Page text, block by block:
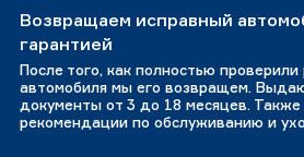
Возвращаем исправный
гарантией
После того, как полностью проверили
автомобиля мы его возвращем.
документы от 3 до 18 месяцев.
рекомендации по обслуживанию и